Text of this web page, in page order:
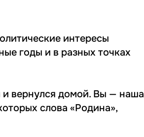
интересы
годы и в разных точках
и вернулся домой. Вы — наша
слова «Родина»,